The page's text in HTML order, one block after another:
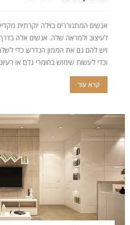
אנשים המתגוררים בוילה יוקרתית
לעיצוב ולמראה שלה. אנשים אלה
ויש להם גם את הממון הנדרש כדי
וכדי לעשות שימוש בחומרי גלם או
קרא עוד